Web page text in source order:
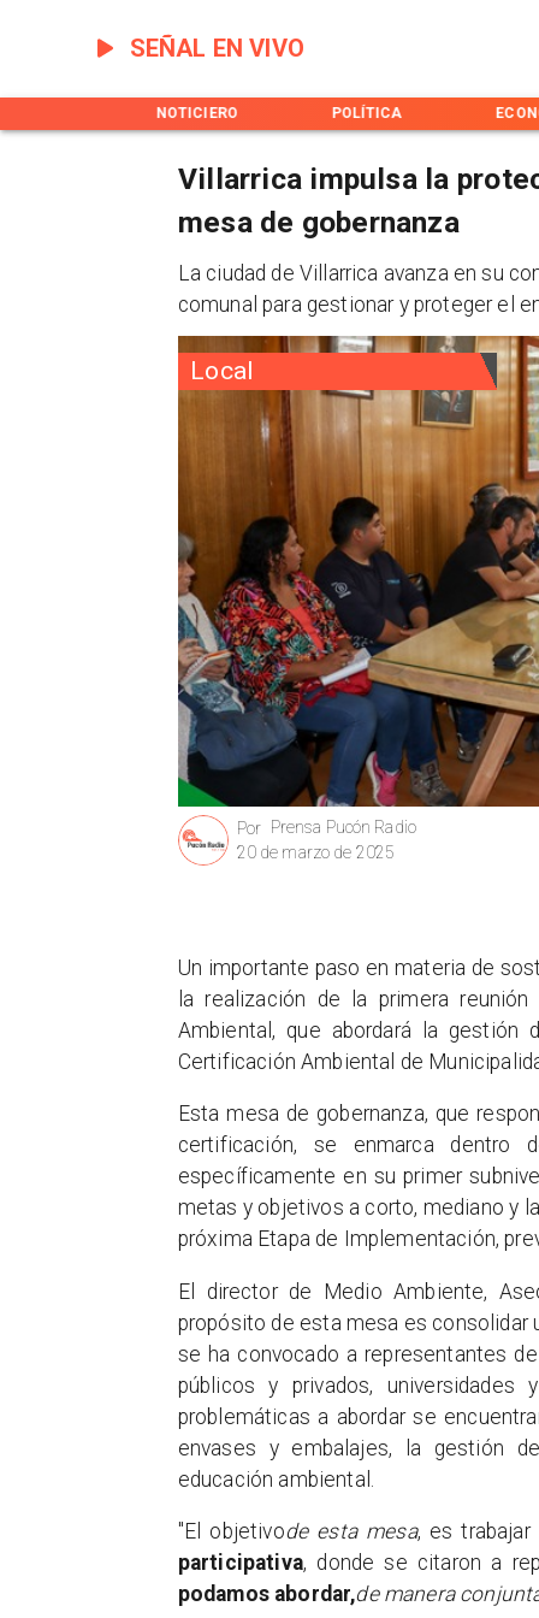
SEÑAL EN VIVO
NOTICIERO POLÍTICA
Local
Prensa Pucón Radio
Por
20 de marzo de 2025
Villarrica impulsa la
mesa de gobernanza
La ciudad de Villarrica avanza en su
comunal para gestionar y proteger el
Un importante paso en materia de
la realización de la primera
Ambiental, que abordará la
Certificación Ambiental de
Esta mesa de gobernanza, que
certificación, se enmarca dentro
específicamente en su primer
metas y objetivos a corto, mediano y
próxima Etapa de Implementación,
El director de Medio Ambiente,
propósito de esta mesa es consolidar
se ha convocado a representantes
públicos y privados,
problemáticas a abordar se
envases y embalajes, la gestión
educación ambiental.
"El objetivode esta mesa, es
participativa, donde se citaron a
podamos abordar,de manera